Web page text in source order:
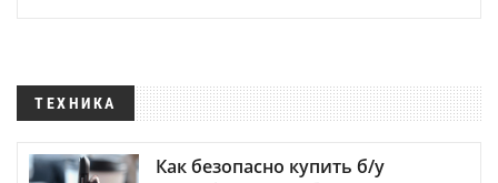
ТЕХНИКА
Как безопасно купить б/у